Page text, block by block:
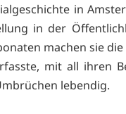
in
in der
machen sie
mit all ihren
lebendig.